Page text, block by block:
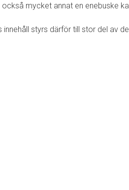
mycket annat en enebuske
styrs därför till stor del av